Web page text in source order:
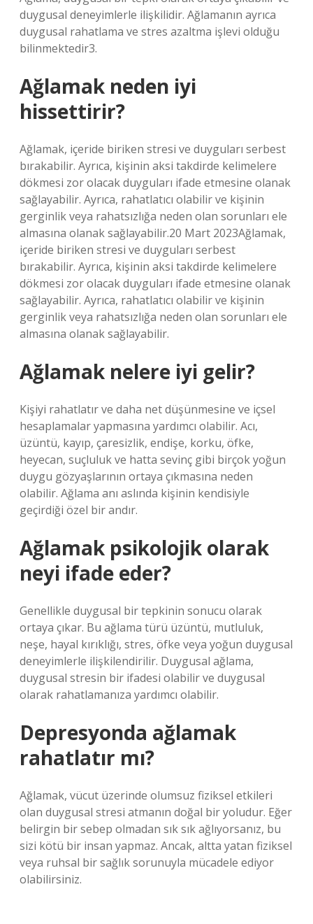
duygusal deneyimlerle ilişkilidir. Ağlamanın ayrıca
duygusal rahatlama ve stres azaltma işlevi olduğu
bilinmektedir3.
Ağlamak neden iyi
hissettirir?
Ağlamak, içeride biriken stresi ve duyguları serbest
bırakabilir. Ayrıca, kişinin aksi takdirde kelimelere
dökmesi zor olacak duyguları ifade etmesine olanak
sağlayabilir. Ayrıca, rahatlatıcı olabilir ve kişinin
gerginlik veya rahatsızlığa neden olan sorunları ele
almasına olanak sağlayabilir.20 Mart 2023Ağlamak,
içeride biriken stresi ve duyguları serbest
bırakabilir. Ayrıca, kişinin aksi takdirde kelimelere
dökmesi zor olacak duyguları ifade etmesine olanak
sağlayabilir. Ayrıca, rahatlatıcı olabilir ve kişinin
gerginlik veya rahatsızlığa neden olan sorunları ele
almasına olanak sağlayabilir.
Ağlamak nelere iyi gelir?
Kişiyi rahatlatır ve daha net düşünmesine ve içsel
hesaplamalar yapmasına yardımcı olabilir. Acı,
üzüntü, kayıp, çaresizlik, endişe, korku, öfke,
heyecan, suçluluk ve hatta sevinç gibi birçok yoğun
duygu gözyaşlarının ortaya çıkmasına neden
olabilir. Ağlama anı aslında kişinin kendisiyle
geçirdiği özel bir andır.
Ağlamak psikolojik olarak
neyi ifade eder?
Genellikle duygusal bir tepkinin sonucu olarak
ortaya çıkar. Bu ağlama türü üzüntü, mutluluk,
neşe, hayal kırıklığı, stres, öfke veya yoğun duygusal
deneyimlerle ilişkilendirilir. Duygusal ağlama,
duygusal stresin bir ifadesi olabilir ve duygusal
olarak rahatlamanıza yardımcı olabilir.
Depresyonda ağlamak
rahatlatır mı?
Ağlamak, vücut üzerinde olumsuz fiziksel etkileri
olan duygusal stresi atmanın doğal bir yoludur. Eğer
belirgin bir sebep olmadan sık sık ağlıyorsanız, bu
sizi kötü bir insan yapmaz. Ancak, altta yatan fiziksel
veya ruhsal bir sağlık sorunuyla mücadele ediyor
olabilirsiniz.